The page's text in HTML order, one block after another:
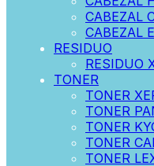
CABEZAL
CABEZAL
RESIDUO
RESIDUO
TONER
TONER
TONER
TONER
TONER
TONER